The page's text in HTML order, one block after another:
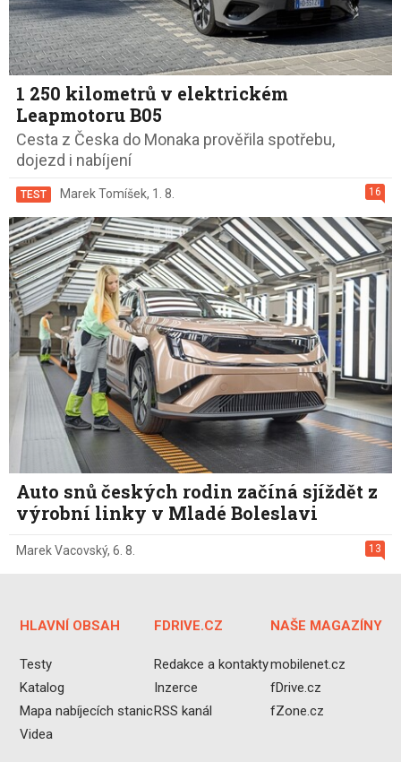
1 250 kilometrů v elektrickém
Leapmotoru B05
Cesta z Česka do Monaka prověřila spotřebu,
dojezd i nabíjení
16
TEST Marek Tomíšek, 1. 8.
Auto snů českých rodin začíná sjíždět z
výrobní linky v Mladé Boleslavi
13
Marek Vacovský, 6. 8.
HLAVNÍ OBSAH
Testy
Katalog
Mapa nabíjecích stanic
Videa
FDRIVE.CZ
Redakce a kontakty
Inzerce
RSS kanál
NAŠE MAGAZÍNY
mobilenet.cz
fDrive.cz
fZone.cz